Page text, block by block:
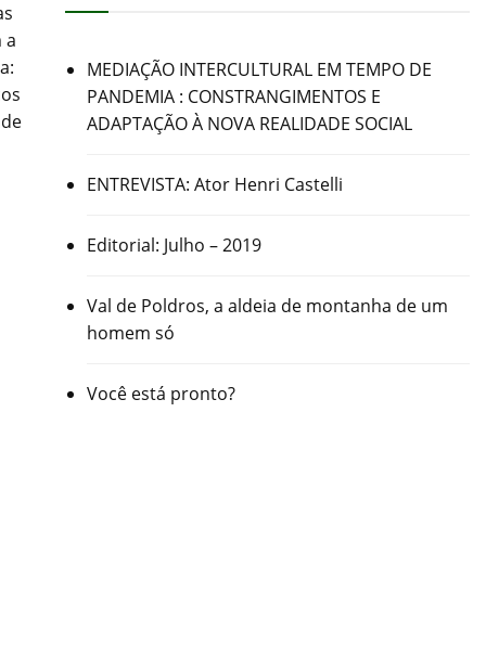
a
MEDIAÇÃO INTERCULTURAL EM TEMPO DE
PANDEMIA : CONSTRANGIMENTOS E
ADAPTAÇÃO À NOVA REALIDADE SOCIAL
ENTREVISTA: Ator Henri Castelli
Editorial: Julho – 2019
Val de Poldros, a aldeia de montanha de um
homem só
Você está pronto?